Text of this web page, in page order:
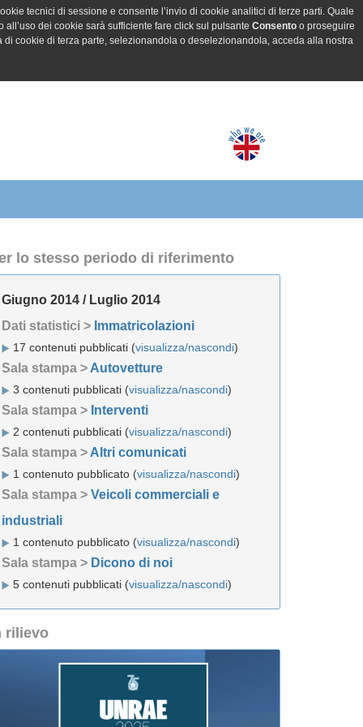
tecnici di sessione e consente l’invio di cookie analitici di terze parti. Quale
dei cookie sarà sufficiente fare click sul pulsante Consentoo proseguire
cookie di terza parte, selezionandola o deselezionandola, acceda alla nostra
lo stesso periodo di riferimento
Giugno 2014 / Luglio 2014
Dati statistici > Immatricolazioni
17 contenuti pubblicati (visualizza/nascondi)
Sala stampa > Autovetture
3 contenuti pubblicati (visualizza/nascondi)
Sala stampa > Interventi
2 contenuti pubblicati (visualizza/nascondi)
Sala stampa > Altri comunicati
1 contenuto pubblicato (visualizza/nascondi)
Sala stampa > Veicoli commerciali e
industriali
1 contenuto pubblicato (visualizza/nascondi)
Sala stampa > Dicono di noi
5 contenuti pubblicati (visualizza/nascondi)
rilievo